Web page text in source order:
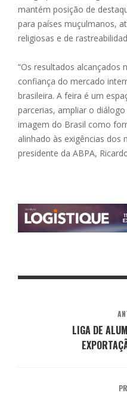
mantém posição de
para países muçulmanos,
religiosas e de
“Os resultados alcançados
confiança do mercado
brasileira. A feira é um
parcerias, ampliar o
imagem do Brasil como
alinhado às exigências dos
presidente da ABPA,
LIGA DE